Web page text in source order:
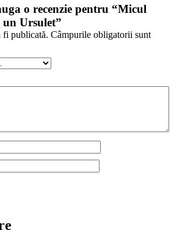
o recenzie pentru “Micul
un Ursulet”
fi publicată. Câmpurile obligatorii sunt